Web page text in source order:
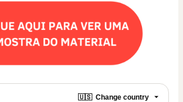
🇺🇸 Change country